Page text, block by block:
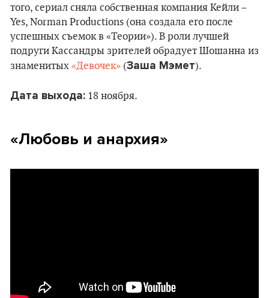
того, сериал сняла собственная компания Кейли –
Yes, Norman Productions (она создала его после
успешных съемок в «Теории»). В роли лучшей
подруги Кассандры зрителей обрадует Шошанна из
знаменитых «Девочек» (Заша Мэмет).
Дата выхода: 18 ноября.
«Любовь и анархия»